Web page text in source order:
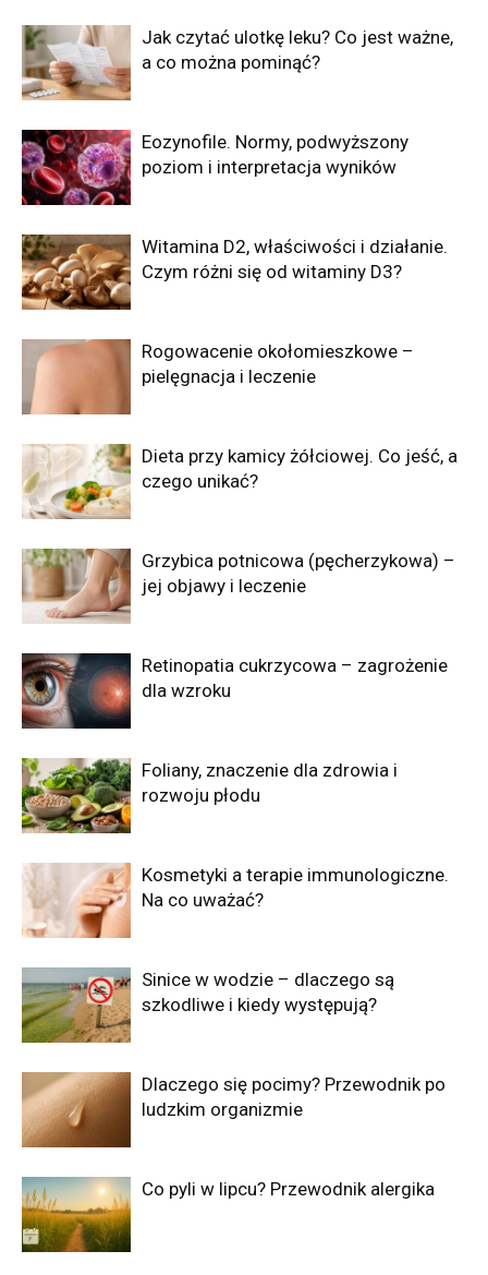
Jak czytać ulotkę leku? Co jest ważne,
a co można pominąć?
Eozynofile. Normy, podwyższony
poziom i interpretacja wyników
Witamina D2, właściwości i działanie.
Czym różni się od witaminy D3?
Rogowacenie okołomieszkowe –
pielęgnacja i leczenie
Dieta przy kamicy żółciowej. Co jeść, a
czego unikać?
Grzybica potnicowa (pęcherzykowa) –
jej objawy i leczenie
Retinopatia cukrzycowa – zagrożenie
dla wzroku
Foliany, znaczenie dla zdrowia i
rozwoju płodu
Kosmetyki a terapie immunologiczne.
Na co uważać?
Sinice w wodzie – dlaczego są
szkodliwe i kiedy występują?
Dlaczego się pocimy? Przewodnik po
ludzkim organizmie
Co pyli w lipcu? Przewodnik alergika